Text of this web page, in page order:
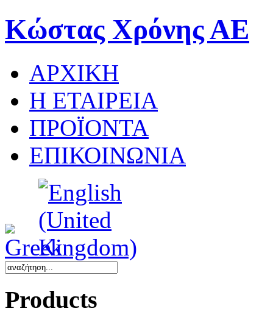
Κώστας Χρόνης ΑΕ
ΑΡΧΙΚΗ
Η ΕΤΑΙΡΕΙΑ
ΠΡΟΪΟΝΤΑ
ΕΠΙΚΟΙΝΩΝΙΑ
Products